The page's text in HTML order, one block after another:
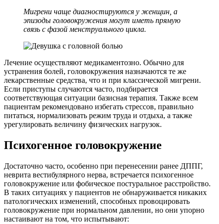
Мигрени чаще диагностируются у женщин, а
эпизоды головокружения могут иметь прямую
связь с фазой менструального цикла.
Лечение осуществляют медикаментозно. Обычно для
устранения болей, головокружения назначаются те же
лекарственные средства, что и при классической мигрени.
Если приступы случаются часто, подбирается
соответствующая ситуации базисная терапия. Также всем
пациентам рекомендовано избегать стрессов, правильно
питаться, нормализовать режим труда и отдыха, а также
урегулировать величину физических нагрузок.
Психогенное головокружение
Достаточно часто, особенно при перенесении ранее ДППГ,
неврита вестибулярного нерва, встречается психогенное
головокружение или фобическое постуральное расстройство.
В таких ситуациях у пациентов не обнаруживается никаких
патологических изменений, способных провоцировать
головокружение при нормальном давлении, но они упорно
настаивают на том, что испытывают: